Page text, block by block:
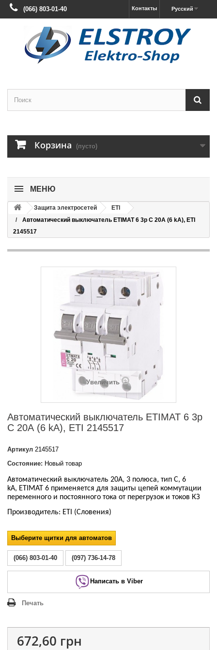
Русский
Контакты
(066) 803-01-40
Корзина (пусто)
МЕНЮ
Защита электросетей
ETI
Автоматический выключатель ETIMAT 6 3p C 20А (6 kA), ETI
2145517
Увеличить
Автоматический выключатель ETIMAT 6 3p
C 20А (6 kA), ETI 2145517
Артикул 2145517
Состояние: Новый товар
Автоматический выключатель 20А, 3 полюса, тип С, 6
kA, ETIMAT 6 применяется для защиты цепей коммутации
переменного и постоянного тока от перегрузок и токов КЗ
Производитель: ЕТІ (Словения)
Выберите щитки для автоматов
(066) 803-01-40 (097) 736-14-78
Написать в Viber
Печать
672,60 грн